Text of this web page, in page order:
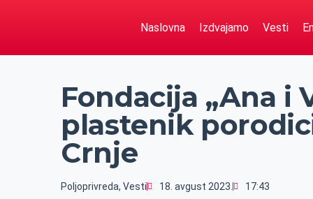
Naslovna Izdvajamo Vesti
Fondacija „Ana i
plastenik
Crnje
Poljoprivreda,Vesti 18. avgust 2023. 17:43